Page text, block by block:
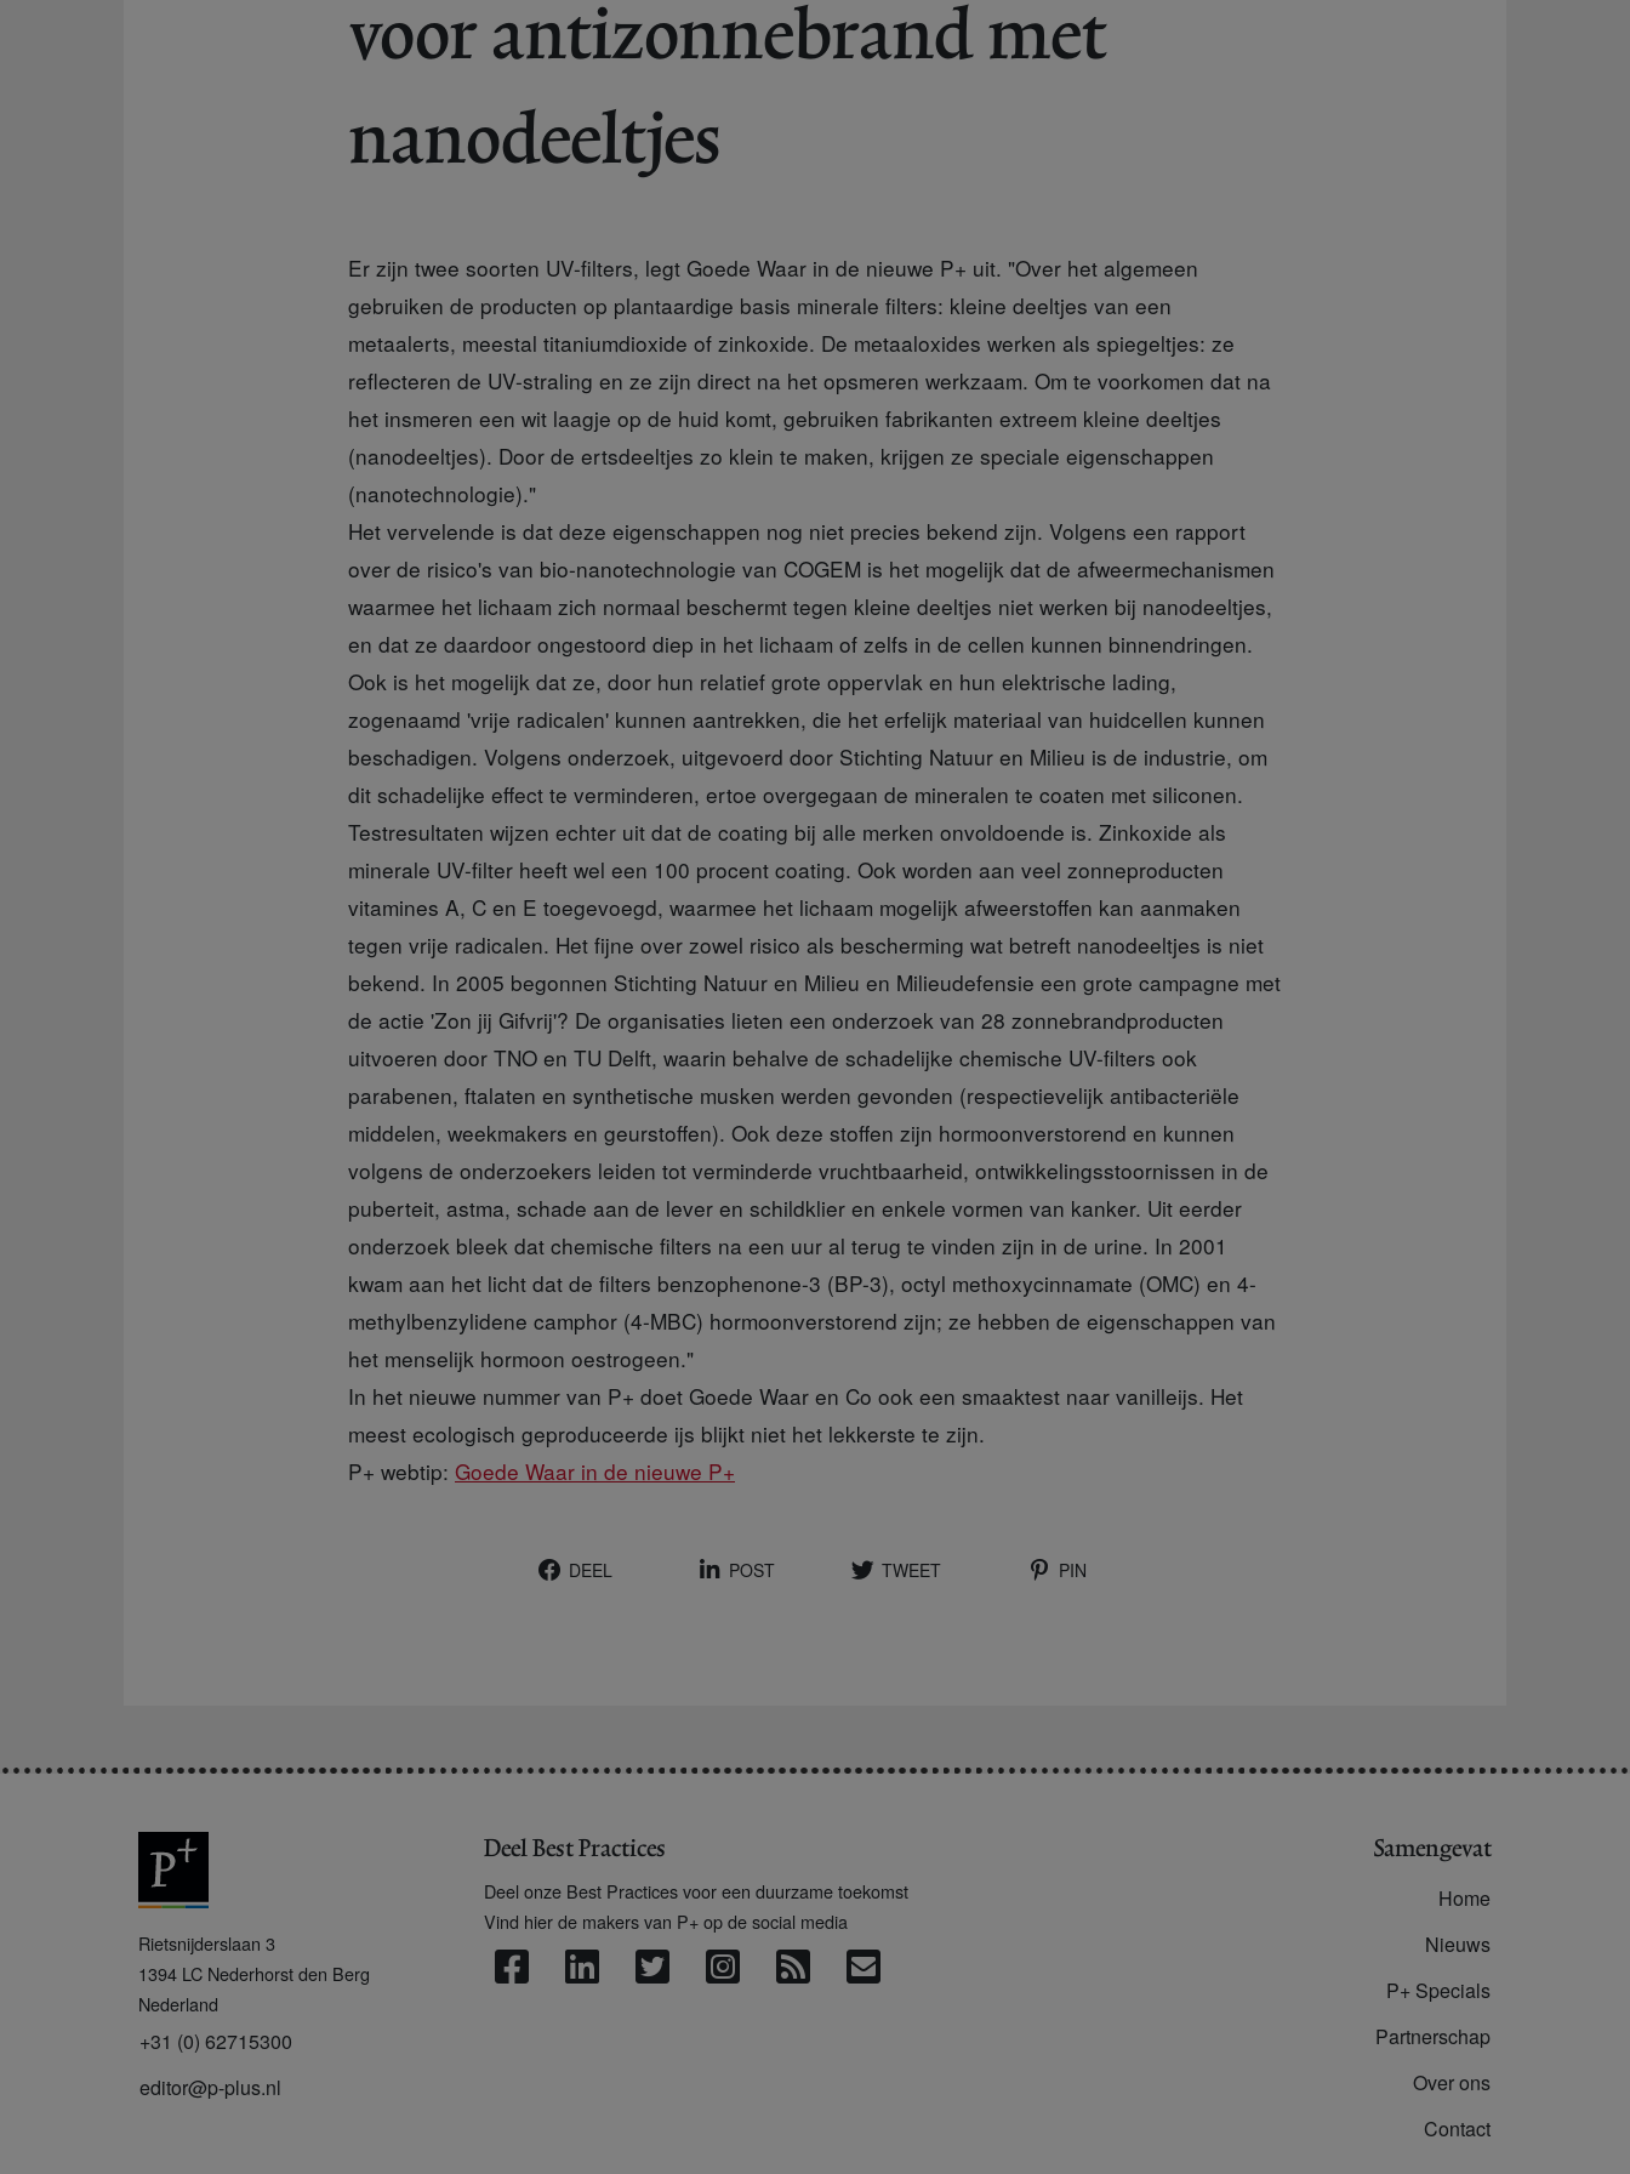
voor antizonnebrand met
nanodeeltjes
Er zijn twee soorten UV-filters, legt Goede Waar in de nieuwe P+ uit. "Over het algemeen
gebruiken de producten op plantaardige basis minerale filters: kleine deeltjes van een
metaalerts, meestal titaniumdioxide of zinkoxide. De metaaloxides werken als spiegeltjes: ze
reflecteren de UV-straling en ze zijn direct na het opsmeren werkzaam. Om te voorkomen dat na
het insmeren een wit laagje op de huid komt, gebruiken fabrikanten extreem kleine deeltjes
(nanodeeltjes). Door de ertsdeeltjes zo klein te maken, krijgen ze speciale eigenschappen
(nanotechnologie)."
Het vervelende is dat deze eigenschappen nog niet precies bekend zijn. Volgens een rapport
over de risico's van bio-nanotechnologie van COGEM is het mogelijk dat de afweermechanismen
waarmee het lichaam zich normaal beschermt tegen kleine deeltjes niet werken bij nanodeeltjes,
en dat ze daardoor ongestoord diep in het lichaam of zelfs in de cellen kunnen binnendringen.
Ook is het mogelijk dat ze, door hun relatief grote oppervlak en hun elektrische lading,
zogenaamd 'vrije radicalen' kunnen aantrekken, die het erfelijk materiaal van huidcellen kunnen
beschadigen. Volgens onderzoek, uitgevoerd door Stichting Natuur en Milieu is de industrie, om
dit schadelijke effect te verminderen, ertoe overgegaan de mineralen te coaten met siliconen.
Testresultaten wijzen echter uit dat de coating bij alle merken onvoldoende is. Zinkoxide als
minerale UV-filter heeft wel een 100 procent coating. Ook worden aan veel zonneproducten
vitamines A, C en E toegevoegd, waarmee het lichaam mogelijk afweerstoffen kan aanmaken
tegen vrije radicalen. Het fijne over zowel risico als bescherming wat betreft nanodeeltjes is niet
bekend. In 2005 begonnen Stichting Natuur en Milieu en Milieudefensie een grote campagne met
de actie 'Zon jij Gifvrij'? De organisaties lieten een onderzoek van 28 zonnebrandproducten
uitvoeren door TNO en TU Delft, waarin behalve de schadelijke chemische UV-filters ook
parabenen, ftalaten en synthetische musken werden gevonden (respectievelijk antibacteriële
middelen, weekmakers en geurstoffen). Ook deze stoffen zijn hormoonverstorend en kunnen
volgens de onderzoekers leiden tot verminderde vruchtbaarheid, ontwikkelingsstoornissen in de
puberteit, astma, schade aan de lever en schildklier en enkele vormen van kanker. Uit eerder
onderzoek bleek dat chemische filters na een uur al terug te vinden zijn in de urine. In 2001
kwam aan het licht dat de filters benzophenone-3 (BP-3), octyl methoxycinnamate (OMC) en 4-
methylbenzylidene camphor (4-MBC) hormoonverstorend zijn; ze hebben de eigenschappen van
het menselijk hormoon oestrogeen."
In het nieuwe nummer van P+ doet Goede Waar en Co ook een smaaktest naar vanilleijs. Het
meest ecologisch geproduceerde ijs blijkt niet het lekkerste te zijn.
P+ webtip: Goede Waar in de nieuwe P+
DEEL POST TWEET PIN
+
Rietsnijderslaan 3
1394 LC Nederhorst den Berg
Nederland
+31 (0) 62715300
editor@p-plus.nl
Deel Best Practices
Deel onze Best Practices voor een duurzame toekomst
Vind hier de makers van P+ op de social media
Samengevat
Home
Nieuws
P+ Specials
Partnerschap
Over ons
Contact